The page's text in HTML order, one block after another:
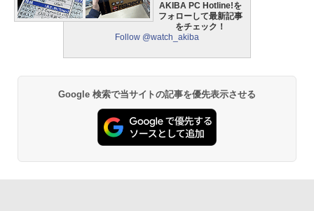
AKIBA PC Hotline!を
フォローして最新記事
をチェック！
Follow @watch_akiba
Google 検索で当サイトの記事を優先表示させる